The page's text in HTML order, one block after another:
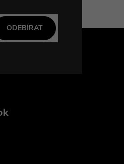
ODEBÍRAT